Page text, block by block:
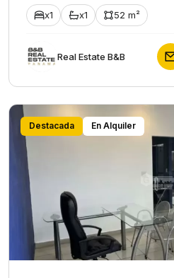
x1 x1 52 m²
Rеаl Еstаtе В&В
Destacada En Alquiler